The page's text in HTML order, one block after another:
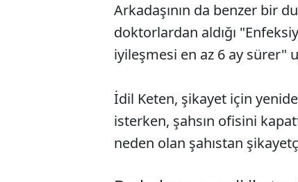
Arkadaşının da benzer bir
doktorlardan aldığı
iyileşmesi en az 6 ay sürer"
İdil Keten, şikayet için
isterken, şahsın ofisini
neden olan şahıstan